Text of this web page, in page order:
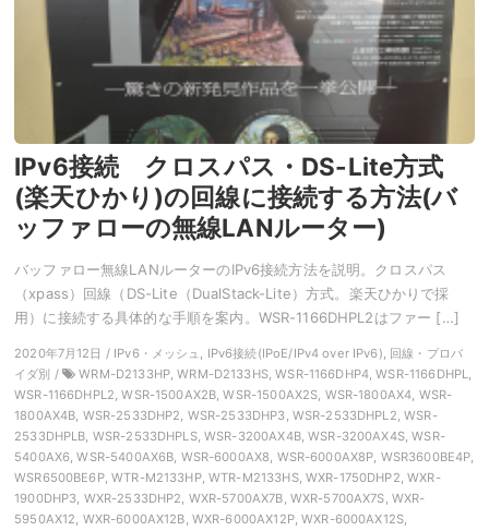
IPv6接続 クロスパス・DS-Lite方式
(楽天ひかり)の回線に接続する方法(バ
ッファローの無線LANルーター)
バッファロー無線LANルーターのIPv6接続方法を説明。クロスパス
（xpass）回線（DS-Lite（DualStack-Lite）方式。楽天ひかりで採
用）に接続する具体的な手順を案内。WSR-1166DHPL2はファー […]
2020年7月12日 / IPv6・メッシュ, IPv6接続(IPoE/IPv4 over IPv6), 回線・プロバ
イダ別 /
WRM-D2133HP, WRM-D2133HS, WSR-1166DHP4, WSR-1166DHPL,
WSR-1166DHPL2, WSR-1500AX2B, WSR-1500AX2S, WSR-1800AX4, WSR-
1800AX4B, WSR-2533DHP2, WSR-2533DHP3, WSR-2533DHPL2, WSR-
2533DHPLB, WSR-2533DHPLS, WSR-3200AX4B, WSR-3200AX4S, WSR-
5400AX6, WSR-5400AX6B, WSR-6000AX8, WSR-6000AX8P, WSR3600BE4P,
WSR6500BE6P, WTR-M2133HP, WTR-M2133HS, WXR-1750DHP2, WXR-
1900DHP3, WXR-2533DHP2, WXR-5700AX7B, WXR-5700AX7S, WXR-
5950AX12, WXR-6000AX12B, WXR-6000AX12P, WXR-6000AX12S,